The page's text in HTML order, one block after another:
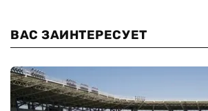
ВАС ЗАИНТЕРЕСУЕТ